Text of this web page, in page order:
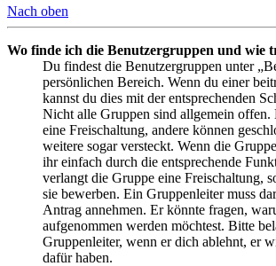
Nach oben
Wo finde ich die Benutzergruppen und wie
Du findest die Benutzergruppen unter
persönlichen Bereich. Wenn du einer
kannst du dies mit der entsprechenden
Nicht alle Gruppen sind allgemein offen.
eine Freischaltung, andere können
weitere sogar versteckt. Wenn die
ihr einfach durch die entsprechende
verlangt die Gruppe eine Freischaltung,
sie bewerben. Ein Gruppenleiter muss
Antrag annehmen. Er könnte fragen,
aufgenommen werden möchtest. Bitte
Gruppenleiter, wenn er dich ablehnt, er
dafür haben.